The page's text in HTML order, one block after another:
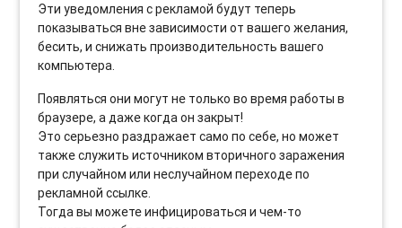
Эти уведомления с рекламой будут теперь
показываться вне зависимости от вашего желания,
бесить, и снижать производительность вашего
компьютера.
Появляться они могут не только во время работы в
браузере, а даже когда он закрыт!
Это серьезно раздражает само по себе, но может
также служить источником вторичного заражения
при случайном или неслучайном переходе по
рекламной ссылке.
Тогда вы можете инфицироваться и чем-то